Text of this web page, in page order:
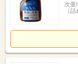
次亜
（